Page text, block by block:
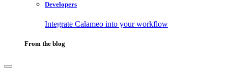
Developers
Integrate Calameo into your workflow
From the blog